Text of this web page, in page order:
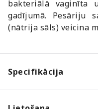
bakteriālā vaginīta
gadījumā. Pesāriju
(nātrija sāls) veicina
Specifikācija